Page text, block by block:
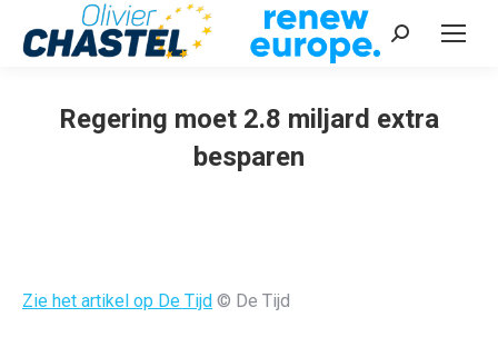
Recherche
Regering moet 2.8 miljard extra
besparen
Zie het artikel op De Tijd © De Tijd